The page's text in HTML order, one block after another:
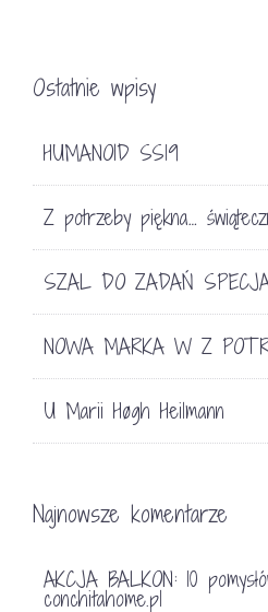
Ostatnie wpisy
HUMANOID SS19
Z potrzeby piękna…
SZAL DO ZADAŃ
NOWA MARKA W Z
U Marii Høgh Heilmann
Najnowsze komentarze
AKCJA BALKON: 10
conchitahome.pl